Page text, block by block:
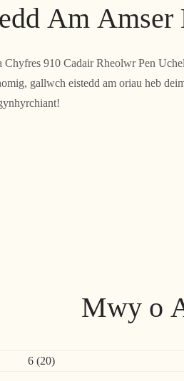
Am Amser
Chyfres 910 Cadair Rheolwr Pen
gallwch eistedd am oriau heb
Mwy o